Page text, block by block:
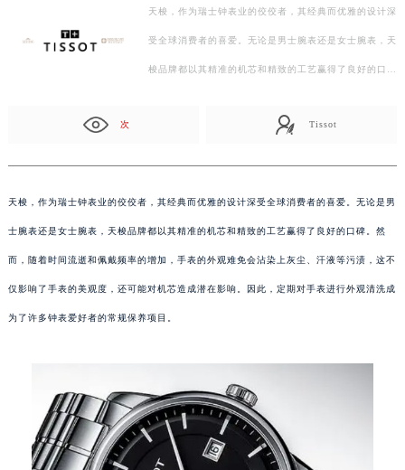
天梭，作为瑞士钟表业的佼佼者，其经典而优雅的设计深
受全球消费者的喜爱。无论是男士腕表还是女士腕表，天
梭品牌都以其精准的机芯和精致的工艺赢得了良好的口…
次 Tissot
天梭，作为瑞士钟表业的佼佼者，其经典而优雅的设计深受全球消费者的喜爱。无论是男
士腕表还是女士腕表，天梭品牌都以其精准的机芯和精致的工艺赢得了良好的口碑。然
而，随着时间流逝和佩戴频率的增加，手表的外观难免会沾染上灰尘、汗液等污渍，这不
仅影响了手表的美观度，还可能对机芯造成潜在影响。因此，定期对手表进行外观清洗成
为了许多钟表爱好者的常规保养项目。